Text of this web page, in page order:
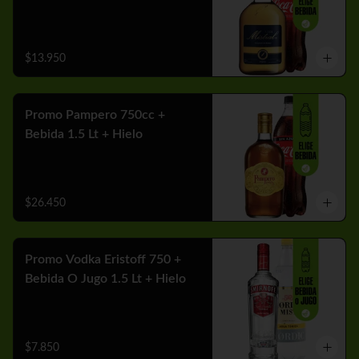
$13.950
Promo Pampero 750cc +
Bebida 1.5 Lt + Hielo
$26.450
Promo Vodka Eristoff 750 +
Bebida O Jugo 1.5 Lt + Hielo
$7.850